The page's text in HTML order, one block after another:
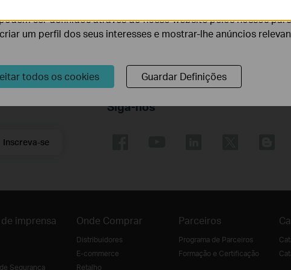
Inscreva-se
Siga-nos
imprensa
Segurança
Onde Comprar
Distribuidores
E-commerce
Retalho
Parceiros
Programa de Parceiros
Formação e Certificação
ser definidos através do nosso website pelos nossos
um perfil dos seus interesses e mostrar-lhe anúncios
todos os cookies Guardar Definições